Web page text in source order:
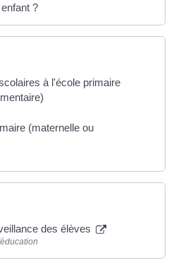
?
à l'école primaire
(maternelle ou
des élèves